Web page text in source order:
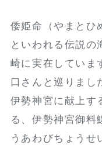
倭姫命（やまとひ
といわれる伝説の
崎に実在していま
口さんと巡りまし
伊勢神宮に献上す
る、伊勢神宮御料
うあわびちょうせ